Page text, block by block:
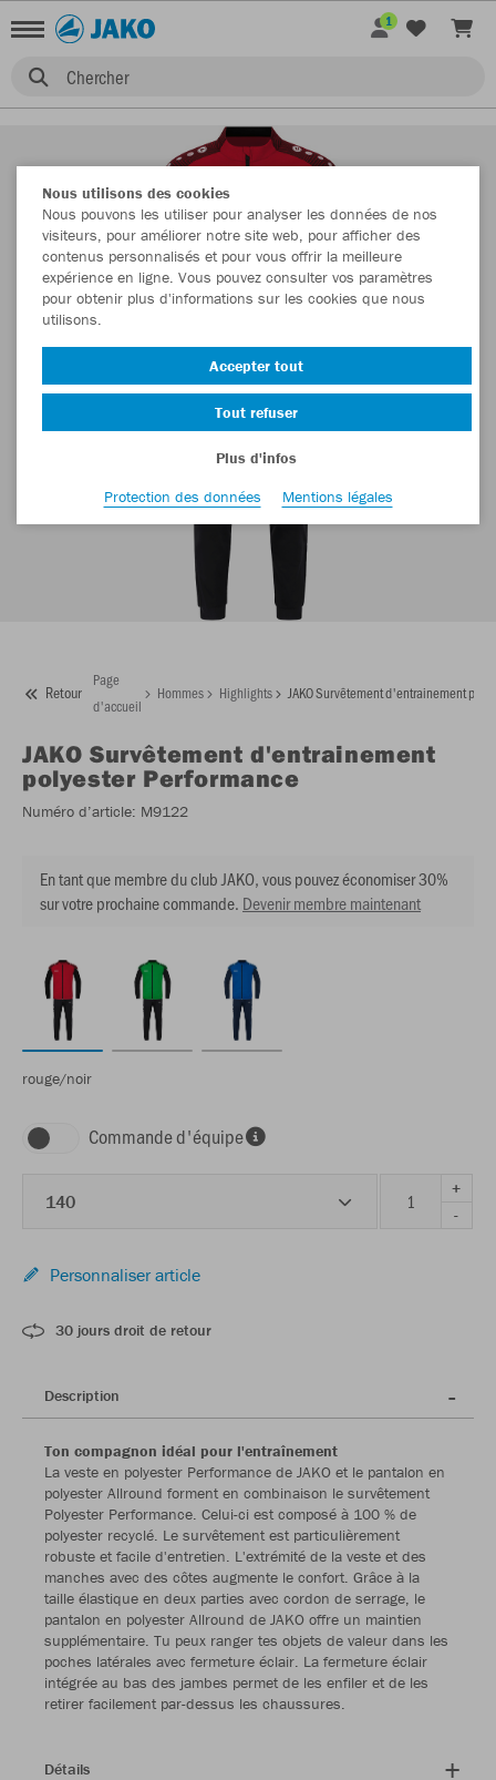
Chercher
1
Retour
Page
d'accueil
Hommes Highlights JAKO Survêtement d'entrainement
JAKO Survêtement d'entrainement
polyester Performance
Numéro d’article: M9122
En tant que membre du club JAKO, vous pouvez économiser 30%
sur votre prochaine commande. Devenir membre maintenant
rouge/noir
Commande d'équipe
140
+
-
Personnaliser article
30 jours droit de retour
Description
Ton compagnon idéal pour l'entraînement
La veste en polyester Performance de JAKO et le pantalon en
polyester Allround forment en combinaison le survêtement
Polyester Performance. Celui-ci est composé à 100 % de
polyester recyclé. Le survêtement est particulièrement
robuste et facile d'entretien. L'extrémité de la veste et des
manches avec des côtes augmente le confort. Grâce à la
taille élastique en deux parties avec cordon de serrage, le
pantalon en polyester Allround de JAKO offre un maintien
supplémentaire. Tu peux ranger tes objets de valeur dans les
poches latérales avec fermeture éclair. La fermeture éclair
intégrée au bas des jambes permet de les enfiler et de les
retirer facilement par-dessus les chaussures.
Détails
Nous utilisons des cookies
Nous pouvons les utiliser pour analyser les données de nos
visiteurs, pour améliorer notre site web, pour afficher des
contenus personnalisés et pour vous offrir la meilleure
expérience en ligne. Vous pouvez consulter vos paramètres
pour obtenir plus d'informations sur les cookies que nous
utilisons.
Accepter tout
Tout refuser
Plus d'infos
Protection des données
Mentions légales